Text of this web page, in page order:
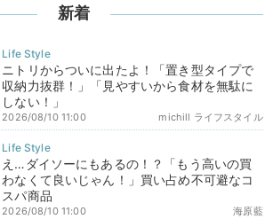
新着
ニトリからついに出たよ！「置き型タイプで
収納力抜群！」「見やすいから食材を無駄に
しない！」
michill ライフスタイル
2026/08/10 11:00
え…ダイソーにもあるの！？「もう高いの買
わなくて良いじゃん！」買い占め不可避なコ
スパ商品
海原藍
2026/08/10 11:00